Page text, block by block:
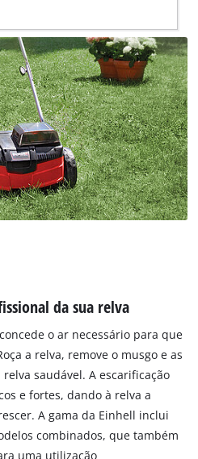
da sua relva
o ar necessário para que
a relva, remove o musgo e as
saudável. A escarificação
e fortes, dando à relva a
A gama da Einhell inclui
combinados, que também
uma utilização